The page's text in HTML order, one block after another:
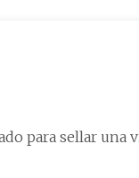
para sellar una